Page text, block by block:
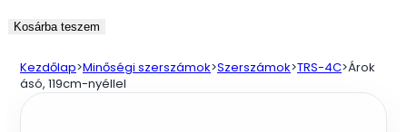
Árok
119cm-
Kosárba teszem
Kezdőlap>Minőségi szerszámok>Szerszámok>TRS-4C>Árok
ásó, 119cm-nyéllel